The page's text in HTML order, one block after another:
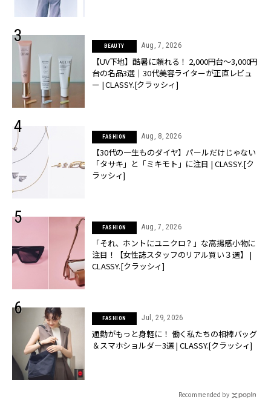
BEAUTY Aug, 7, 2026
【UV下地】酷暑に頼れる！ 2,000円台〜3,000円
台の名品3選｜30代美容ライターが正直レビュ
ー | CLASSY.[クラッシィ]
FASHION Aug, 8, 2026
【30代の一生ものダイヤ】パールだけじゃない
「タサキ」と「ミキモト」に注目 | CLASSY.[ク
ラッシィ]
FASHION Aug, 7, 2026
「それ、ホントにユニクロ？」な高揚感小物に
注目！【女性誌スタッフのリアル買い３選】 |
CLASSY.[クラッシィ]
FASHION Jul, 29, 2026
通勤がもっと身軽に！ 働く私たちの相棒バッグ
＆スマホショルダー3選 | CLASSY.[クラッシィ]
Recommended by